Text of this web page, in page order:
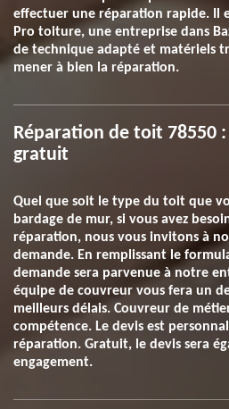
effectuer une réparation rapide. Il
Pro toiture, une entreprise dans
de technique adapté et matériels
mener à bien la réparation.
Réparation de toit 78550 :
gratuit
Quel que soit le type du toit que
bardage de mur, si vous avez
réparation, nous vous invitons à
demande. En remplissant le
demande sera parvenue à notre
équipe de couvreur vous fera un
meilleurs délais. Couvreur de
compétence. Le devis est
réparation. Gratuit, le devis sera
engagement.